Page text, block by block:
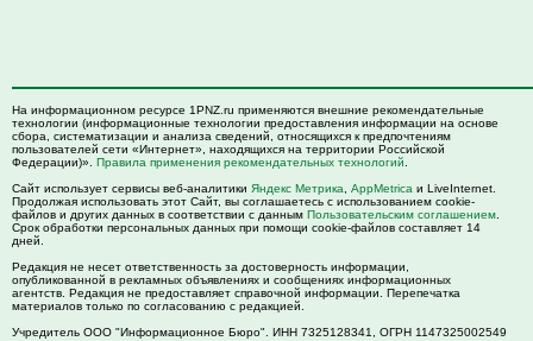
На информационном ресурсе 1PNZ.ru применяются внешние рекомендательные
технологии (информационные технологии предоставления информации на основе
сбора, систематизации и анализа сведений, относящихся к предпочтениям
пользователей сети «Интернет», находящихся на территории Российской
Федерации)». Правила применения рекомендательных технологий
Сайт использует сервисы веб-аналитики Яндекс Метрика AppMetrica и LiveInternet.
Продолжая использовать этот Сайт, вы соглашаетесь с использованием cookie-
файлов и других данных в соответствии с данным Пользовательским соглашением
Срок обработки персональных данных при помощи cookie-файлов составляет 14
дней.
Редакция не несет ответственность за достоверность информации,
опубликованной в рекламных объявлениях и сообщениях информационных
агентств. Редакция не предоставляет справочной информации. Перепечатка
материалов только по согласованию с редакцией.
Учредитель ООО "Информационное Бюро". ИНН 7325128341, ОГРН 1147325002549